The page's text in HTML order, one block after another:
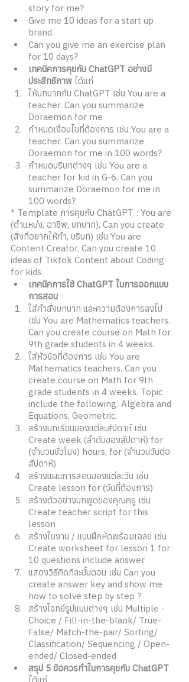
story for me?
Give me 10 ideas for a start up
brand.
Can you give me an exercise plan
for 10 days?
เทคนิคการคุยกับ ChatGPT อย่างมี
ประสิทธิภาพ ได้แก่
ให้บทบาทกับ ChatGPT เช่น You are a
teacher. Can you summarize
Doraemon for me
กำหนดเงื่อนไขที่ต้องการ เช่น You are a
teacher. Can you summarize
Doraemon for me in 100 words?
กำหนดบริบทต่างๆ เช่น You are a
teacher for kid in G-6. Can you
summarize Doraemon for me in
100 words?
* Template การคุยกับ ChatGPT : You are
(ตำแหน่ง, อาชีพ, บทบาท), Can you create
(สิ่งที่อยากให้ทำ, บริบท) เช่น You are
Content Creator. Can you create 10
ideas of Tiktok Content about Coding
for kids.
เทคนิคการใช้ ChatGPT ในการออกแบบ
การสอน
ใส่คำสั่งบทบาท และความต้องการลงไป
เช่น You are Mathematics teachers.
Can you create course on Math for
9th grade students in 4 weeks.
ใส่หัวข้อที่ต้องการ เช่น You are
Mathematics teachers. Can you
create course on Math for 9th
grade students in 4 weeks. Topic
include the following: Algebra and
Equations, Geometric.
สร้างบทเรียนของแต่ละสัปดาห์ เช่น
Create week (ลำดับของสัปดาห์) for
(จำนวนชั่วโมง) hours, for (จำนวนวันต่อ
สัปดาห์)
สร้างแผนการสอนของแต่ละวัน เช่น
Create lesson for (วันที่ต้องการ)
สร้างตัวอย่างบทพูดของคุณครู เช่น
Create teacher script for this
lesson
สร้างใบงาน / แบบฝึกหัดพร้อมเฉลย เช่น
Create worksheet for lesson 1 for
10 questions include answer
แสดงวิธีคิดทีละขั้นตอน เช่น Can you
create answer key and show me
how to solve step by step ?
สร้างโจทย์รูปแบบต่างๆ เช่น Multiple -
Choice / Fill-in-the-blank/ True-
False/ Match-the-pair/ Sorting/
Classification/ Sequencing / Open-
ended/ Closed-ended
สรุป 5 ข้อควรทำในการคุยกับ ChatGPT